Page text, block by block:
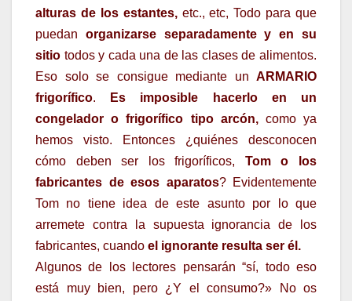
alturas de los estantes,etc., etc, Todo para que
puedan organizarse separadamente y en su
sitio todos y cada una de las clases de alimentos.
Eso solo se consigue mediante un ARMARIO
frigorífico.
Es imposible hacerlo en un
congelador o frigorífico tipo arcón,como ya
hemos visto. Entonces ¿quiénes desconocen
cómo deben ser los frigoríficos, Tom o los
fabricantes de esos aparatos? Evidentemente
Tom no tiene idea de este asunto por lo que
arremete contra la supuesta ignorancia de los
fabricantes, cuando el ignorante resulta ser él.
Algunos de los lectores pensarán “sí, todo eso
está muy bien, pero ¿Y el consumo?» No os